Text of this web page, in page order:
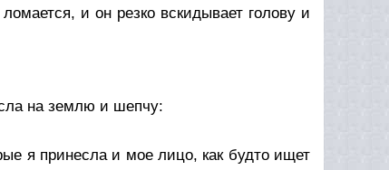
и он резко вскидывает голову и
на землю и шепчу:
я принесла и мое лицо, как будто ищет